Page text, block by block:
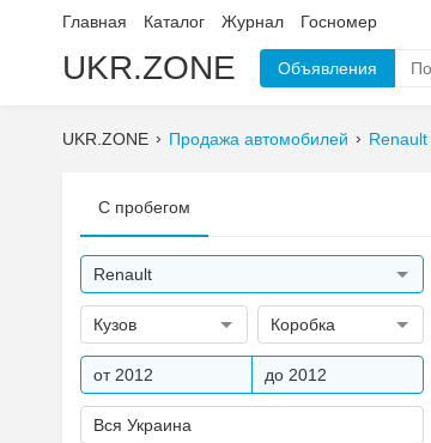
Главная Каталог Журнал Госномер
UKR.ZONE Объявления
UKR.ZONE Продажа автомобилей Renault
С пробегом
Renault
Кузов Коробка
от 2012 до 2012
Вся Украина